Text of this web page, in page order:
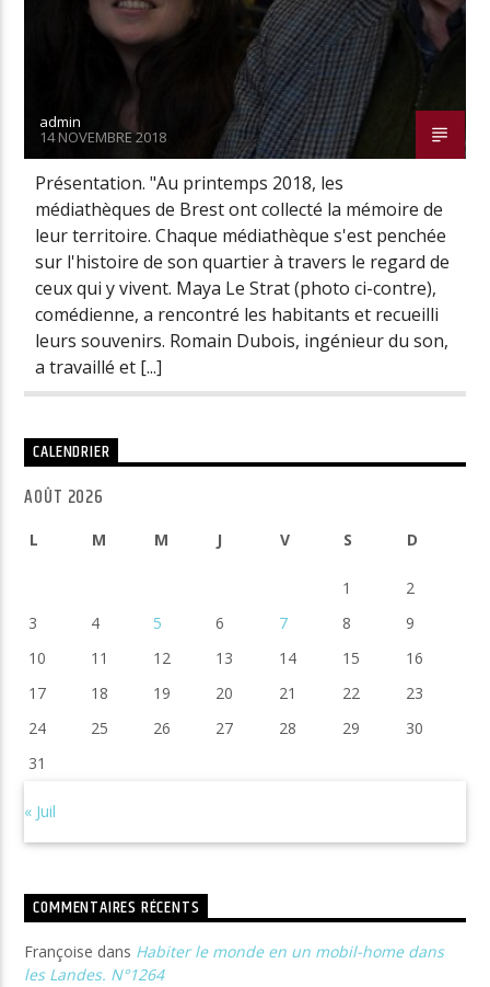
admin
14 NOVEMBRE 2018
Présentation. "Au printemps 2018, les
médiathèques de Brest ont collecté la mémoire de
leur territoire. Chaque médiathèque s'est penchée
sur l'histoire de son quartier à travers le regard de
ceux qui y vivent. Maya Le Strat (photo ci-contre),
comédienne, a rencontré les habitants et recueilli
leurs souvenirs. Romain Dubois, ingénieur du son,
a travaillé et [...]
CALENDRIER
AOÛT 2026
L M M J V S D
1
2
3
4 5 6 7 8
9
10
11 12 13 14 15
16
17
18 19 20 21 22
23
24
25 26 27 28 29
30
31
« Juil
COMMENTAIRES RÉCENTS
Françoise dans Habiter le monde en un mobil-home dans
les Landes. N°1264